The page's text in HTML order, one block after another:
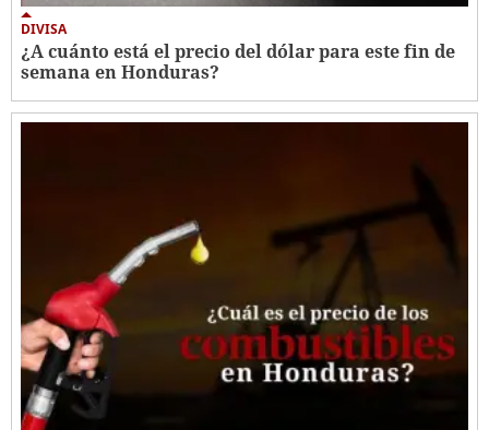
DIVISA
¿A cuánto está el precio del dólar para este fin de
semana en Honduras?